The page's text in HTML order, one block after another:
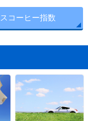
コーヒー指数